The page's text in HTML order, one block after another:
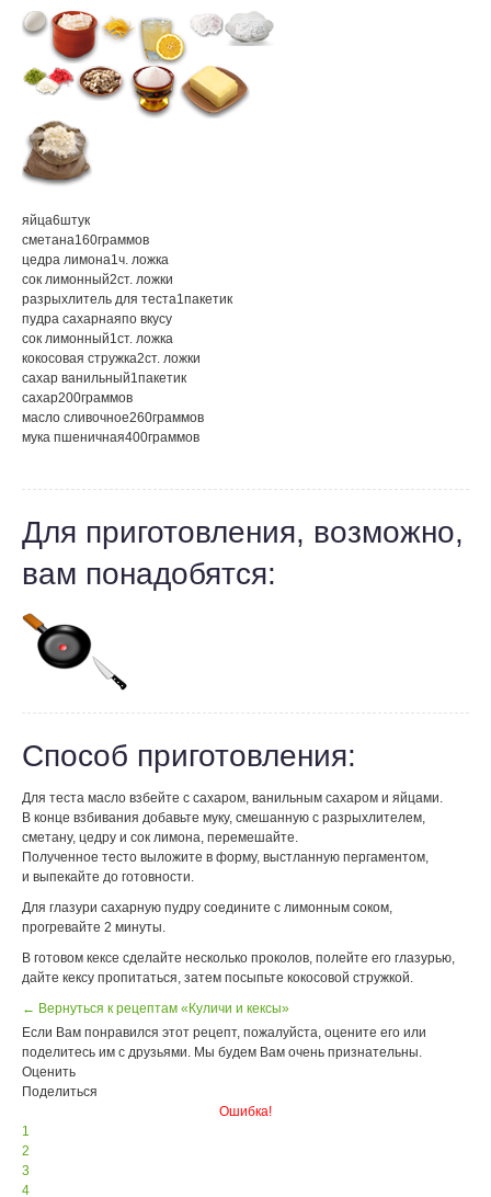
яйца6штук
сметана160граммов
цедра лимона1ч. ложка
сок лимонный2ст. ложки
разрыхлитель для теста1пакетик
пудра сахарнаяпо вкусу
сок лимонный1ст. ложка
кокосовая стружка2ст. ложки
сахар ванильный1пакетик
сахар200граммов
масло сливочное260граммов
мука пшеничная400граммов
Для приготовления, возможно,
вам понадобятся:
Способ приготовления:
Для теста масло взбейте с сахаром, ванильным сахаром и яйцами.
В конце взбивания добавьте муку, смешанную с разрыхлителем,
сметану, цедру и сок лимона, перемешайте.
Полученное тесто выложите в форму, выстланную пергаментом,
и выпекайте до готовности.
Для глазури сахарную пудру соедините с лимонным соком,
прогревайте 2 минуты.
В готовом кексе сделайте несколько проколов, полейте его глазурью,
дайте кексу пропитаться, затем посыпьте кокосовой стружкой.
← Вернуться к рецептам «Куличи и кексы»
Если Вам понравился этот рецепт, пожалуйста, оцените его или
поделитесь им с друзьями. Мы будем Вам очень признательны.
Оценить
Поделиться
Ошибка!
1
2
3
4